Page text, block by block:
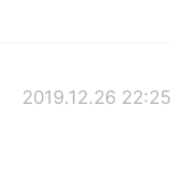
2019.12.26 22:25